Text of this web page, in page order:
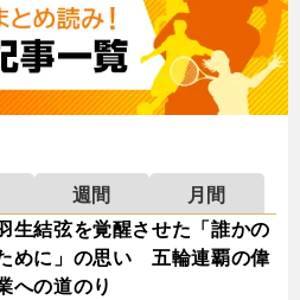
週間
月間
生結弦を覚醒させた「誰かの
めに」の思い 五輪連覇の偉
への道のり